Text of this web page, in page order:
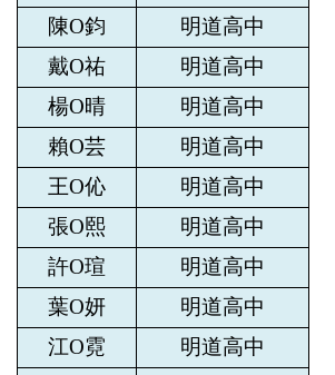
陳O鈞
明道高中
戴O祐
明道高中
楊O晴
明道高中
賴O芸
明道高中
王O伈
明道高中
張O熙
明道高中
許O瑄
明道高中
葉O妍
明道高中
江O霓
明道高中